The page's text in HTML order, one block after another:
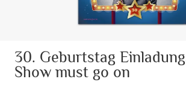
30. Geburtstag
Show must go on